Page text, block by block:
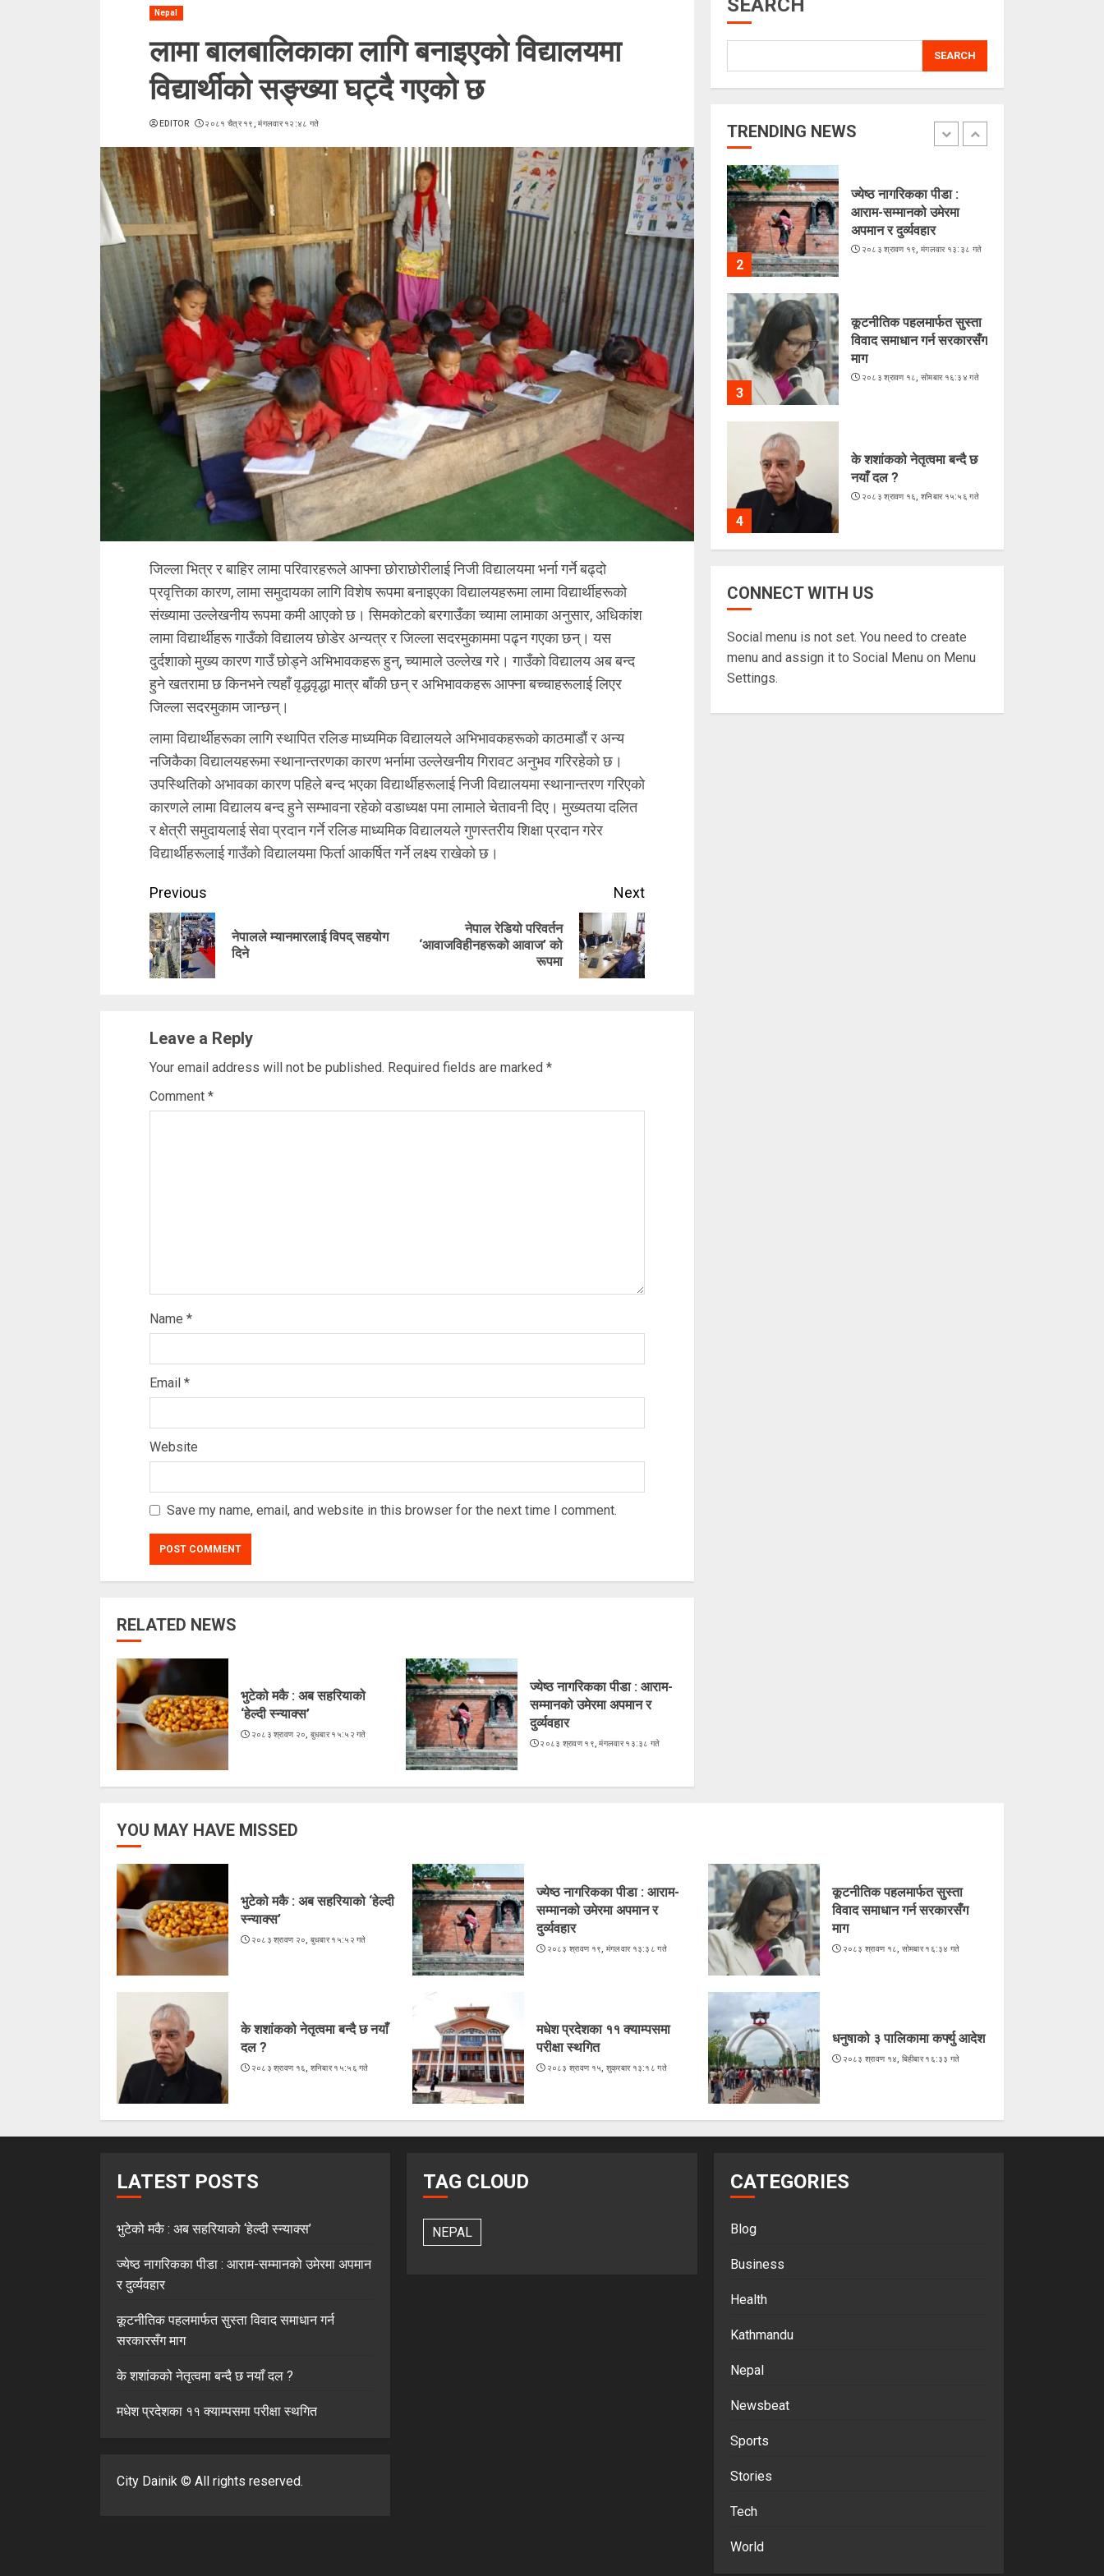
Nepal
लामा बालबालिकाका लागि बनाइएको विद्यालयमा
विद्यार्थीको सङ्ख्या घट्दै गएको छ
EDITOR २०८१ चैत्र १९, मंगलवार १२:४८ गते
जिल्ला भित्र र बाहिर लामा परिवारहरूले आफ्ना छोराछोरीलाई निजी विद्यालयमा भर्ना गर्ने बढ्दो
प्रवृत्तिका कारण, लामा समुदायका लागि विशेष रूपमा बनाइएका विद्यालयहरूमा लामा विद्यार्थीहरूको
संख्यामा उल्लेखनीय रूपमा कमी आएको छ। सिमकोटको बरगाउँका च्यामा लामाका अनुसार, अधिकांश
लामा विद्यार्थीहरू गाउँको विद्यालय छोडेर अन्यत्र र जिल्ला सदरमुकाममा पढ्न गएका छन्। यस
दुर्दशाको मुख्य कारण गाउँ छोड्ने अभिभावकहरू हुन्, च्यामाले उल्लेख गरे। गाउँको विद्यालय अब बन्द
हुने खतरामा छ किनभने त्यहाँ वृद्धवृद्धा मात्र बाँकी छन् र अभिभावकहरू आफ्ना बच्चाहरूलाई लिएर
जिल्ला सदरमुकाम जान्छन्।
लामा विद्यार्थीहरूका लागि स्थापित रलिङ माध्यमिक विद्यालयले अभिभावकहरूको काठमाडौं र अन्य
नजिकैका विद्यालयहरूमा स्थानान्तरणका कारण भर्नामा उल्लेखनीय गिरावट अनुभव गरिरहेको छ।
उपस्थितिको अभावका कारण पहिले बन्द भएका विद्यार्थीहरूलाई निजी विद्यालयमा स्थानान्तरण गरिएको
कारणले लामा विद्यालय बन्द हुने सम्भावना रहेको वडाध्यक्ष पमा लामाले चेतावनी दिए। मुख्यतया दलित
र क्षेत्री समुदायलाई सेवा प्रदान गर्ने रलिङ माध्यमिक विद्यालयले गुणस्तरीय शिक्षा प्रदान गरेर
विद्यार्थीहरूलाई गाउँको विद्यालयमा फिर्ता आकर्षित गर्ने लक्ष्य राखेको छ।
Continue
Reading
Previous
Previous
नेपालले म्यानमारलाई विपद् सहयोग
दिने
Next
Next
नेपाल रेडियो परिवर्तन
‘आवाजविहीनहरूको आवाज’ को
रूपमा
Leave a Reply
Your email address will not be published. Required fields are marked *
Comment *
Name *
Email *
Website
Save my name, email, and website in this browser for the next time I comment.
RELATED NEWS
भुटेको मकै : अब सहरियाको
‘हेल्दी स्न्याक्स’
२०८३ श्रावण २०, बुधबार १५:५२ गते
ज्येष्ठ नागरिकका पीडा : आराम-
सम्मानको उमेरमा अपमान र
दुर्व्यवहार
२०८३ श्रावण १९, मंगलवार १३:३८ गते
SEARCH
SEARCH
TRENDING NEWS
5
1
भुटेको मकै : अब सहरियाको
2
ज्येष्ठ नागरिकका पीडा :
आराम-सम्मानको उमेरमा
अपमान र दुर्व्यवहार
२०८३ श्रावण १९, मंगलवार १३:३८ गते
3
कूटनीतिक पहलमार्फत सुस्ता
विवाद समाधान गर्न सरकारसँग
माग
२०८३ श्रावण १८, सोमबार १६:३४ गते
4
के शशांकको नेतृत्वमा बन्दै छ
नयाँ दल ?
२०८३ श्रावण १६, शनिबार १५:५६ गते
मधेश प्रदेशका ११ क्याम्पसमा
भुटेको मकै : अब सहरियाको
CONNECT WITH US
Social menu is not set. You need to create
menu and assign it to Social Menu on Menu
Settings.
YOU MAY HAVE MISSED
भुटेको मकै : अब सहरियाको ‘हेल्दी
स्न्याक्स’
२०८३ श्रावण २०, बुधबार १५:५२ गते
ज्येष्ठ नागरिकका पीडा : आराम-
सम्मानको उमेरमा अपमान र
दुर्व्यवहार
२०८३ श्रावण १९, मंगलवार १३:३८ गते
कूटनीतिक पहलमार्फत सुस्ता
विवाद समाधान गर्न सरकारसँग
माग
२०८३ श्रावण १८, सोमबार १६:३४ गते
के शशांकको नेतृत्वमा बन्दै छ नयाँ
दल ?
२०८३ श्रावण १६, शनिबार १५:५६ गते
मधेश प्रदेशका ११ क्याम्पसमा
परीक्षा स्थगित
२०८३ श्रावण १५, शुक्रबार १३:१८ गते
धनुषाको ३ पालिकामा कर्फ्यु आदेश
२०८३ श्रावण १४, बिहीबार १६:३३ गते
LATEST POSTS
भुटेको मकै : अब सहरियाको ‘हेल्दी स्न्याक्स’
ज्येष्ठ नागरिकका पीडा : आराम-सम्मानको उमेरमा अपमान
र दुर्व्यवहार
कूटनीतिक पहलमार्फत सुस्ता विवाद समाधान गर्न
सरकारसँग माग
के शशांकको नेतृत्वमा बन्दै छ नयाँ दल ?
मधेश प्रदेशका ११ क्याम्पसमा परीक्षा स्थगित
City Dainik © All rights reserved.
TAG CLOUD
NEPAL
CATEGORIES
Blog
Business
Health
Kathmandu
Nepal
Newsbeat
Sports
Stories
Tech
World